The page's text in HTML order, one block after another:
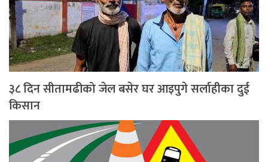
३८ दिन सीतामढीको जेल बसेर घर आइपुगे सर्लाहीका दुई
किसान